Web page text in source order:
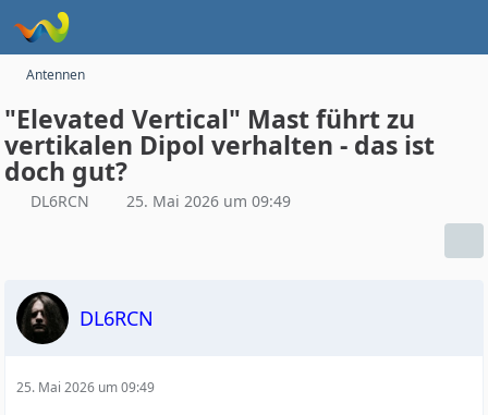
Antennen
"Elevated Vertical" Mast führt zu
vertikalen Dipol verhalten - das ist
doch gut?
DL6RCN 25. Mai 2026 um 09:49
DL6RCN
25. Mai 2026 um 09:49